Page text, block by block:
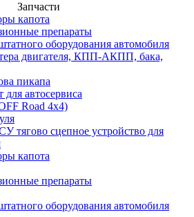
Запчасти
капота
препараты
оборудования автомобиля
двигателя, КПП-АКПП, бака,
пикапа
автосервиса
Road 4x4)
тягово сцепное устройство для
капота
препараты
оборудования автомобиля